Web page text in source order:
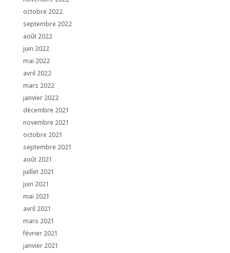
octobre 2022
septembre 2022
août 2022
juin 2022
mai 2022
avril 2022
mars 2022
janvier 2022
décembre 2021
novembre 2021
octobre 2021
septembre 2021
août 2021
juillet 2021
juin 2021
mai 2021
avril 2021
mars 2021
février 2021
janvier 2021